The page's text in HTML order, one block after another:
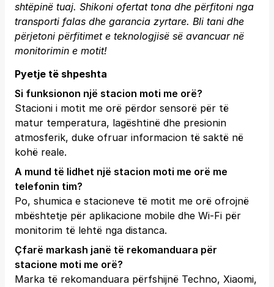
shtëpinë tuaj. Shikoni ofertat tona dhe përfitoni nga
transporti falas dhe garancia zyrtare. Bli tani dhe
përjetoni përfitimet e teknologjisë së avancuar në
monitorimin e motit!
Pyetje të shpeshta
Si funksionon një stacion moti me orë?
Stacioni i motit me orë përdor sensorë për të
matur temperatura, lagështinë dhe presionin
atmosferik, duke ofruar informacion të saktë në
kohë reale.
A mund të lidhet një stacion moti me orë me
telefonin tim?
Po, shumica e stacioneve të motit me orë ofrojnë
mbështetje për aplikacione mobile dhe Wi-Fi për
monitorim të lehtë nga distanca.
Çfarë markash janë të rekomanduara për
stacione moti me orë?
Marka të rekomanduara përfshijnë Techno, Xiaomi,